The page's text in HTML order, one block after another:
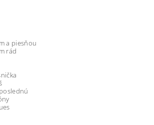
a piesňou
rád